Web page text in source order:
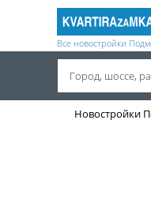
Все новостройки
Город, шоссе,
Новостройки